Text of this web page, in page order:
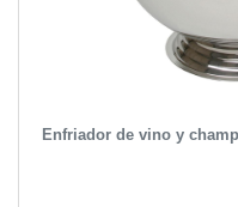
Enfriador de vino y